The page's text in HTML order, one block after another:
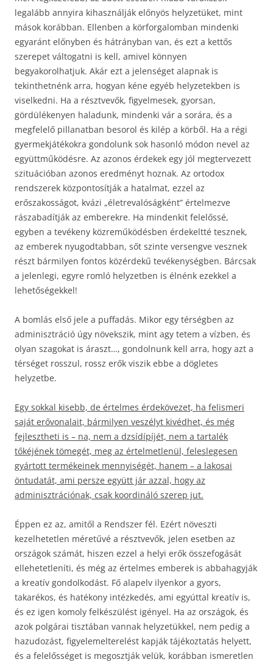
legalább annyira kihasználják előnyös helyzetüket, mint
mások korábban. Ellenben a körforgalomban mindenki
egyaránt előnyben és hátrányban van, és ezt a kettős
szerepet váltogatni is kell, amivel könnyen
begyakorolhatjuk. Akár ezt a jelenséget alapnak is
tekinthetnénk arra, hogyan kéne egyéb helyzetekben is
viselkedni. Ha a résztvevők, figyelmesek, gyorsan,
gördülékenyen haladunk, mindenki vár a sorára, és a
megfelelő pillanatban besorol és kilép a körből. Ha a régi
gyermekjátékokra gondolunk sok hasonló módon nevel az
együttműködésre. Az azonos érdekek egy jól megtervezett
szituációban azonos eredményt hoznak. Az ortodox
rendszerek központosítják a hatalmat, ezzel az
erőszakosságot, kvázi „életrevalóságként” értelmezve
rászabadítják az emberekre. Ha mindenkit felelőssé,
egyben a tevékeny közreműködésben érdekeltté tesznek,
az emberek nyugodtabban, sőt szinte versengve vesznek
részt bármilyen fontos közérdekű tevékenységben. Bárcsak
a jelenlegi, egyre romló helyzetben is élnénk ezekkel a
lehetőségekkel!
A bomlás első jele a puffadás. Mikor egy térségben az
adminisztráció úgy növekszik, mint agy tetem a vízben, és
olyan szagokat is áraszt…, gondolnunk kell arra, hogy azt a
térséget rosszul, rossz erők viszik ebbe a dögletes
helyzetbe.
Egy sokkal kisebb, de értelmes érdekövezet, ha felismeri
saját erővonalait, bármilyen veszélyt kivédhet, és még
fejlesztheti is – na, nem a dzsídípíjét, nem a tartalék
tőkéjének tömegét, meg az értelmetlenül, feleslegesen
gyártott termékeinek mennyiségét, hanem – a lakosai
öntudatát, ami persze együtt jár azzal, hogy az
adminisztrációnak, csak koordináló szerep jut.
Éppen ez az, amitől a Rendszer fél. Ezért növeszti
kezelhetetlen méretűvé a résztvevők, jelen esetben az
országok számát, hiszen ezzel a helyi erők összefogását
ellehetetleníti, és még az értelmes emberek is abbahagyják
a kreatív gondolkodást. Fő alapelv ilyenkor a gyors,
takarékos, és hatékony intézkedés, ami egyúttal kreatív is,
és ez igen komoly felkészülést igényel. Ha az országok, és
azok polgárai tisztában vannak helyzetükkel, nem pedig a
hazudozást, figyelemelterelést kapják tájékoztatás helyett,
és a felelősséget is megosztják velük, korábban ismeretlen